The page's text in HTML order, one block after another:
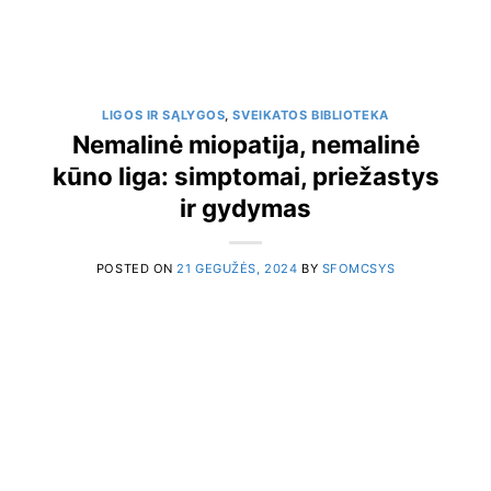
LIGOS IR SĄLYGOS,SVEIKATOS BIBLIOTEKA
Nemalinė miopatija, nemalinė
kūno liga: simptomai, priežastys
ir gydymas
POSTED ON 21 GEGUŽĖS, 2024 BY SFOMCSYS